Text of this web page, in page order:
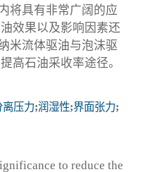
将具有非常广阔的应
效果以及影响因素还
米流体驱油与泡沫驱
高石油采收率途径。
压力;润湿性;界面张力;
to reduce the